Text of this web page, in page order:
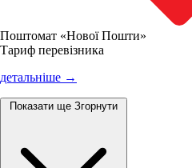
Поштомат «Нової Пошти»
Тариф перевізника
детальніше →
Показати ще Згорнути